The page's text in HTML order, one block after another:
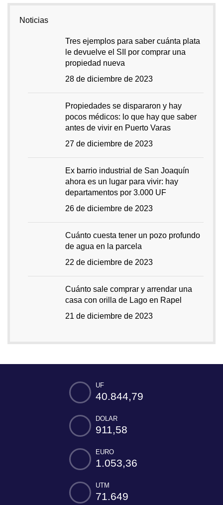
Noticias
Tres ejemplos para saber cuánta plata
le devuelve el SII por comprar una
propiedad nueva
28 de diciembre de 2023
Propiedades se dispararon y hay
pocos médicos: lo que hay que saber
antes de vivir en Puerto Varas
27 de diciembre de 2023
Ex barrio industrial de San Joaquín
ahora es un lugar para vivir: hay
departamentos por 3.000 UF
26 de diciembre de 2023
Cuánto cuesta tener un pozo profundo
de agua en la parcela
22 de diciembre de 2023
Cuánto sale comprar y arrendar una
casa con orilla de Lago en Rapel
21 de diciembre de 2023
UF
40.844,79
DOLAR
911,58
EURO
1.053,36
UTM
71.649